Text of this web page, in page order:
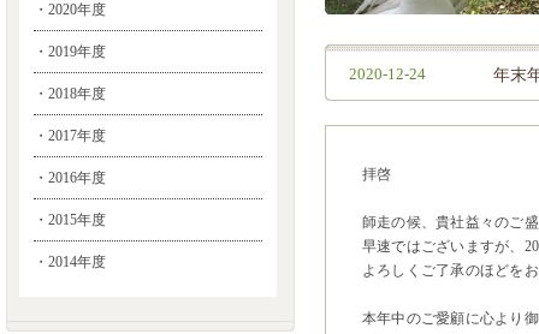
・2020年度
・2019年度
・2018年度
・2017年度
・2016年度
・2015年度
・2014年度
2020-12-24 年末
拝啓
師走の候、貴社益々のご
早速ではございますが、
よろしくご了承のほどを
本年中のご愛顧に心より